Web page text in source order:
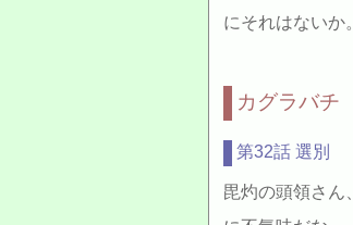
にそれはないか。
カグラバチ
第32話 選別
毘灼の頭領さん